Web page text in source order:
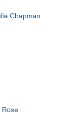
Chapman
Rose